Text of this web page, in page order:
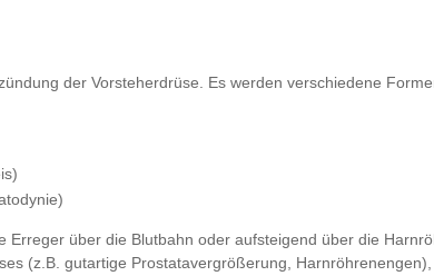
der Vorsteherdrüse. Es werden verschiedene
über die Blutbahn oder aufsteigend über die
(z.B. gutartige Prostatavergrößerung,